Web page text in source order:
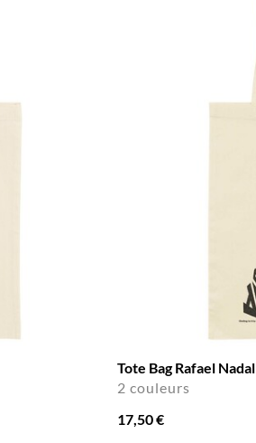
Tote Bag Rafael Nadal
2 couleurs
17,50 €